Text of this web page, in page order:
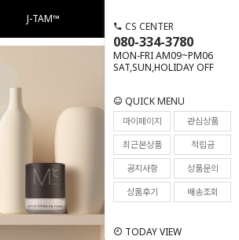
J-TAM™
CS CENTER
080-334-3780
MON-FRI AM09~PM06
SAT,SUN,HOLIDAY OFF
QUICK MENU
마이페이지
관심상품
최근본상품
적립금
공지사항
상품문의
상품후기
배송조회
TODAY VIEW